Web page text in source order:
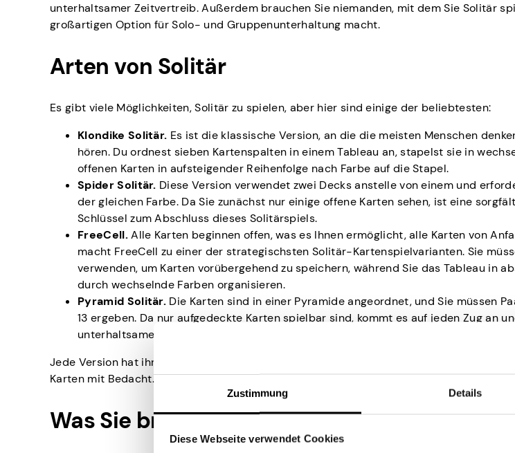
Zustimmung Details
Diese Webseite verwendet Cookies
unterhaltsamer Zeitvertreib. Außerdem brauchen Sie niemanden, mit dem Sie Solitär
großartigen Option für Solo- und Gruppenunterhaltung macht.
Arten von Solitär
Es gibt viele Möglichkeiten, Solitär zu spielen, aber hier sind einige der beliebtesten:
Klondike Solitär. Es ist die klassische Version, an die die meisten Menschen
hören. Du ordnest sieben Kartenspalten in einem Tableau an, stapelst sie in
offenen Karten in aufsteigender Reihenfolge nach Farbe auf die Stapel.
Spider Solitär. Diese Version verwendet zwei Decks anstelle von einem und
der gleichen Farbe. Da Sie zunächst nur einige offene Karten sehen, ist eine
Schlüssel zum Abschluss dieses Solitärspiels.
FreeCell.Alle Karten beginnen offen, was es Ihnen ermöglicht, alle Karten von
macht FreeCell zu einer der strategischsten Solitär-Kartenspielvarianten. Sie
verwenden, um Karten vorübergehend zu speichern, während Sie das Tableau in
durch wechselnde Farben organisieren.
Pyramid Solitär. Die Karten sind in einer Pyramide angeordnet, und Sie müssen
13 ergeben. Da nur aufgedeckte Karten spielbar sind, kommt es auf jeden Zug an
unterhaltsamen Mischung aus Glück und Geschicklichkeit.
Jede Version hat ihre eigene Wendung, aber die Grundlage des Spiels bleibt die gleiche
Karten mit Bedacht.
Was Sie brauchen, um Solitär zu spielen